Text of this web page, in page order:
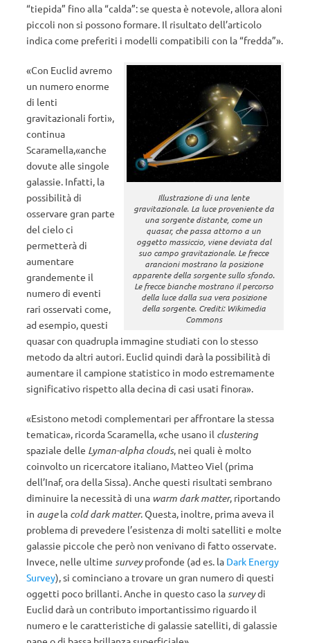
“tiepida” fino alla “calda”: se questa è notevole, allora aloni
piccoli non si possono formare. Il risultato dell’articolo
indica come preferiti i modelli compatibili con la “fredda”».
Illustrazione di una lente
gravitazionale. La luce proveniente da
una sorgente distante, come un
quasar, che passa attorno a un
oggetto massiccio, viene deviata dal
suo campo gravitazionale. Le frecce
arancioni mostrano la posizione
apparente della sorgente sullo sfondo.
Le frecce bianche mostrano il percorso
della luce dalla sua vera posizione
della sorgente. Crediti: Wikimedia
Commons
«Con Euclid avremo
un numero enorme
di lenti
gravitazionali forti»,
continua
Scaramella,«anche
dovute alle singole
galassie. Infatti, la
possibilità di
osservare gran parte
del cielo ci
permetterà di
aumentare
grandemente il
numero di eventi
rari osservati come,
ad esempio, questi
quasar con quadrupla immagine studiati con lo stesso
metodo da altri autori. Euclid quindi darà la possibilità di
aumentare il campione statistico in modo estremamente
significativo rispetto alla decina di casi usati finora».
«Esistono metodi complementari per affrontare la stessa
tematica», ricorda Scaramella, «che usano il clustering
spaziale delle Lyman-alpha clouds, nei quali è molto
coinvolto un ricercatore italiano, Matteo Viel (prima
dell’Inaf, ora della Sissa). Anche questi risultati sembrano
diminuire la necessità di una warm dark matter, riportando
in augela cold dark matter. Questa, inoltre, prima aveva il
problema di prevedere l’esistenza di molti satelliti e molte
galassie piccole che però non venivano di fatto osservate.
Invece, nelle ultime surveyprofonde (ad es. la Dark Energy
Survey), si cominciano a trovare un gran numero di questi
oggetti poco brillanti. Anche in questo caso lasurveydi
Euclid darà un contributo importantissimo riguardo il
numero e le caratteristiche di galassie satelliti, di galassie